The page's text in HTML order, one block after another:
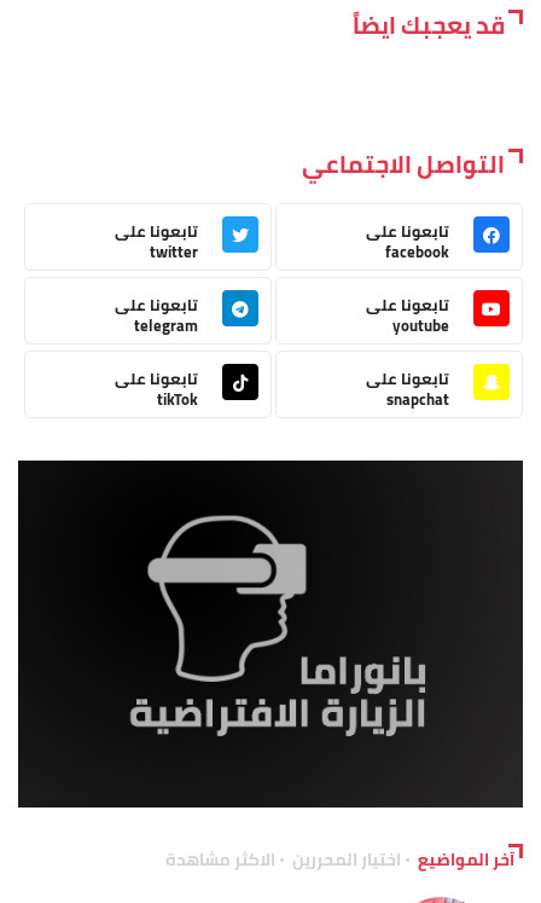
قد يعجبك ايضاً
التواصل الاجتماعي
تابعونا على
facebook
تابعونا على
twitter
تابعونا على
youtube
تابعونا على
telegram
تابعونا على
snapchat
تابعونا على
tikTok
آخر المواضيع اختيار المحررين الاكثر مشاهدة